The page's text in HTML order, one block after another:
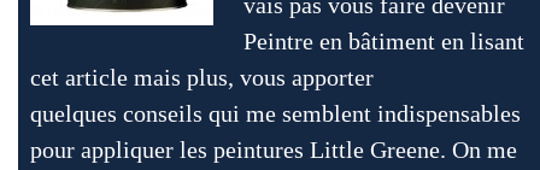
Peintre en bâtiment en lisant
cet article mais plus, vous apporter
quelques conseils qui me semblent indispensables
pour appliquer les peintures Little Greene. On me